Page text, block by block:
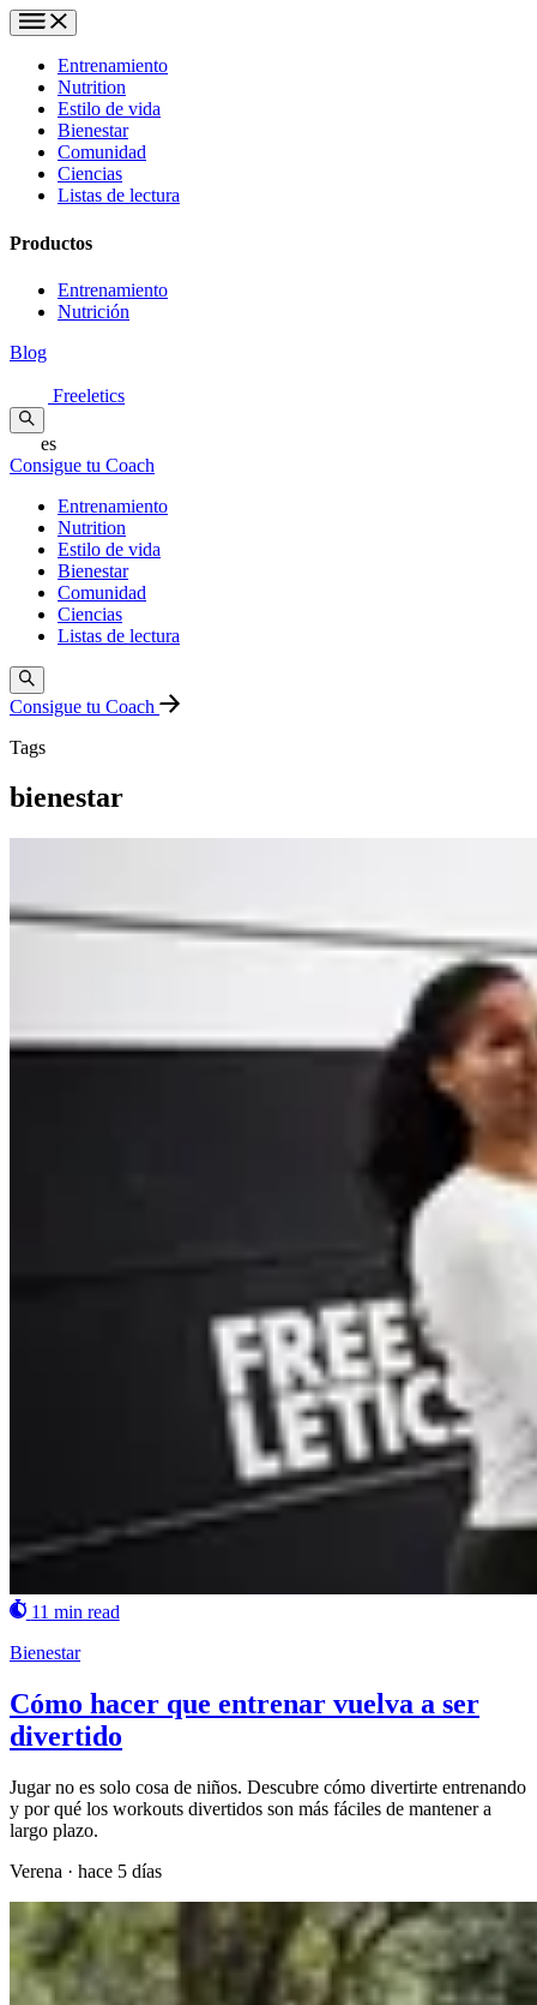
Entrenamiento
Nutrition
Estilo de vida
Bienestar
Comunidad
Ciencias
Listas de lectura
Productos
Entrenamiento
Nutrición
Blog
Freeletics
es
Consigue tu Coach
Entrenamiento
Nutrition
Estilo de vida
Bienestar
Comunidad
Ciencias
Listas de lectura
Consigue tu Coach
Tags
bienestar
11 min read
Bienestar
Cómo hacer que entrenar vuelva a ser
divertido
Jugar no es solo cosa de niños. Descubre cómo divertirte entrenando
y por qué los workouts divertidos son más fáciles de mantener a
largo plazo.
Verena · hace 5 días